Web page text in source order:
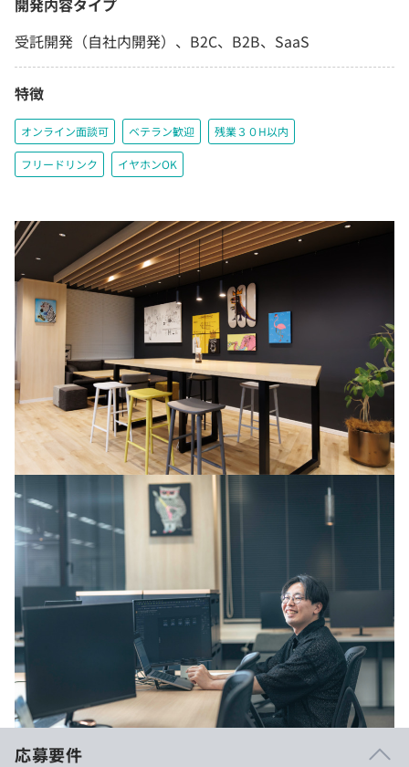
開発内容タイプ
受託開発（自社内開発）、B2C、B2B、SaaS
特徴
オンライン面談可 ベテラン歓迎 残業３０H以内
フリードリンク イヤホンOK
応募要件